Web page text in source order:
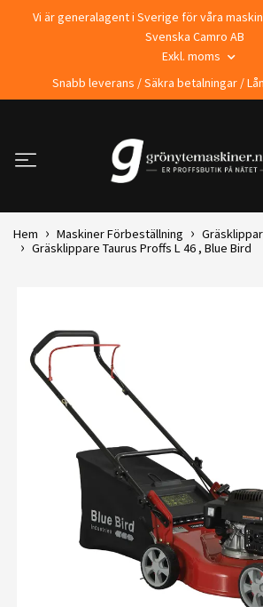
Vi är generalagent i Sverige för våra
Svenska Camro AB
Exkl. moms
Snabb leverans / Säkra betalningar /
Hem Maskiner Förbeställning
Gräsklippare Taurus Proffs L 46 , Blue Bird